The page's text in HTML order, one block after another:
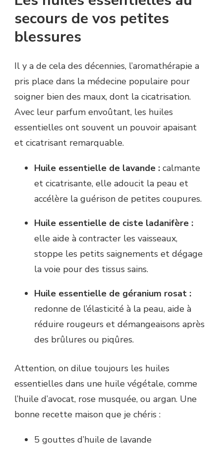
secours de vos petites
blessures
Il y a de cela des décennies, l’aromathérapie a
pris place dans la médecine populaire pour
soigner bien des maux, dont la cicatrisation.
Avec leur parfum envoûtant, les huiles
essentielles ont souvent un pouvoir apaisant
et cicatrisant remarquable.
Huile essentielle de lavande : calmante
et cicatrisante, elle adoucit la peau et
accélère la guérison de petites coupures.
Huile essentielle de ciste ladanifère :
elle aide à contracter les vaisseaux,
stoppe les petits saignements et dégage
la voie pour des tissus sains.
Huile essentielle de géranium rosat :
redonne de l’élasticité à la peau, aide à
réduire rougeurs et démangeaisons après
des brûlures ou piqûres.
Attention, on dilue toujours les huiles
essentielles dans une huile végétale, comme
l’huile d’avocat, rose musquée, ou argan. Une
bonne recette maison que je chéris :
5 gouttes d’huile de lavande